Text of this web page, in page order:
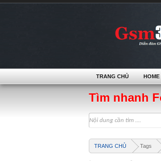
Tìm nhanh
TRANG CHỦ Tags
TRANG CHỦ HOME